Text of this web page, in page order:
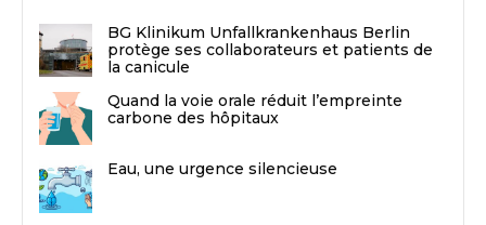
BG Klinikum Unfallkrankenhaus Berlin
protège ses collaborateurs et patients de
la canicule
Quand la voie orale réduit l’empreinte
carbone des hôpitaux
Eau, une urgence silencieuse